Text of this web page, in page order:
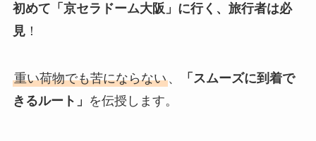
初めて「京セラドーム大阪」に行く、旅行者は必
見！
重い荷物でも苦にならない、
「スムーズに到着で
きるルート」 を伝授します。